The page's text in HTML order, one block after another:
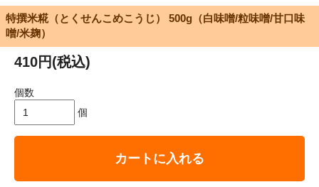
特撰米糀（とくせんこめこうじ） 500g（白味噌/粒味噌/甘口味
噌/米麹）
410円(税込)
個数
個
カートに入れる